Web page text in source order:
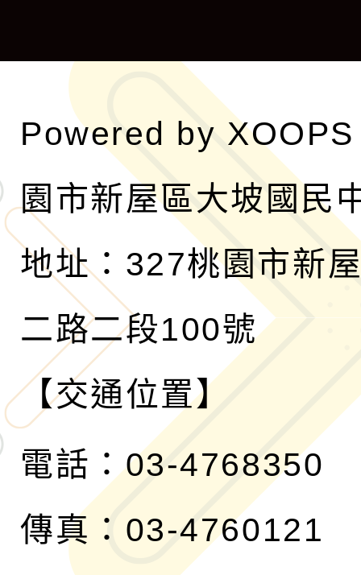
單
Powered by XOOPS
園市新屋區大坡國民
地址：327桃園市新
二路二段100號
【交通位置】
電話：03-4768350
傳真：03-4760121